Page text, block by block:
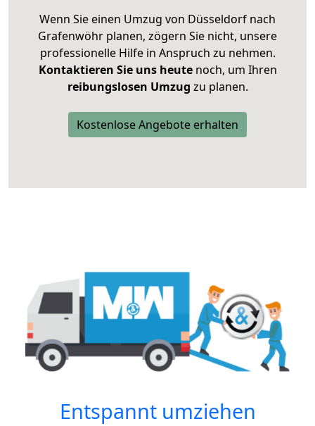
Wenn Sie einen Umzug von Düsseldorf nach
Grafenwöhr planen, zögern Sie nicht, unsere
professionelle Hilfe in Anspruch zu nehmen.
Kontaktieren Sie uns heutenoch, um Ihren
reibungslosen Umzug zu planen.
Kostenlose Angebote erhalten
Entspannt umziehen